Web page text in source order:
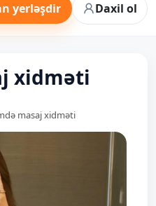
yerləşdir Daxil ol
xidməti
masaj xidməti